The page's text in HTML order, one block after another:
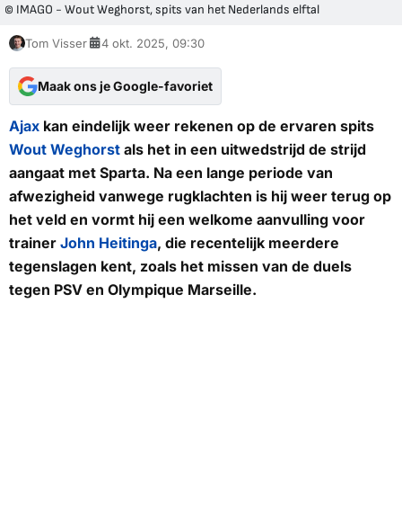
© IMAGO - Wout Weghorst, spits van het Nederlands elftal
Tom Visser 4 okt. 2025, 09:30
Maak ons je Google-favoriet
Ajax kan eindelijk weer rekenen op de ervaren spits
Wout Weghorst als het in een uitwedstrijd de strijd
aangaat met Sparta. Na een lange periode van
afwezigheid vanwege rugklachten is hij weer terug op
het veld en vormt hij een welkome aanvulling voor
trainer John Heitinga, die recentelijk meerdere
tegenslagen kent, zoals het missen van de duels
tegen PSV en Olympique Marseille.